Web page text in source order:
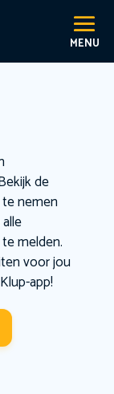
de
nemen
melden.
voor jou
app!